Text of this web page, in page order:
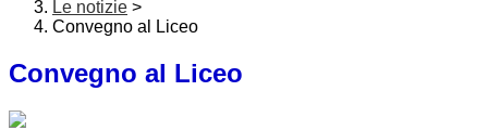
Le notizie >
Convegno al Liceo
Convegno al Liceo